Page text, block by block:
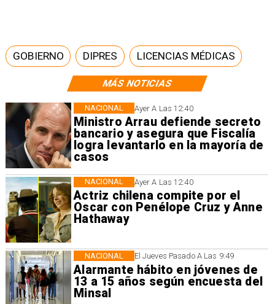
MÁS NOTICIAS
Ayer A Las 12:40
Ministro Arrau defiende secreto
bancario y asegura que Fiscalía
logra levantarlo en la mayoría de
casos
NACIONAL
Ayer A Las 12:40
Actriz chilena compite por el
Oscar con Penélope Cruz y Anne
Hathaway
NACIONAL
El Jueves Pasado A Las 9:49
Alarmante hábito en jóvenes de
13 a 15 años según encuesta del
Minsal
NACIONAL
GOBIERNO DIPRES LICENCIAS MÉDICAS